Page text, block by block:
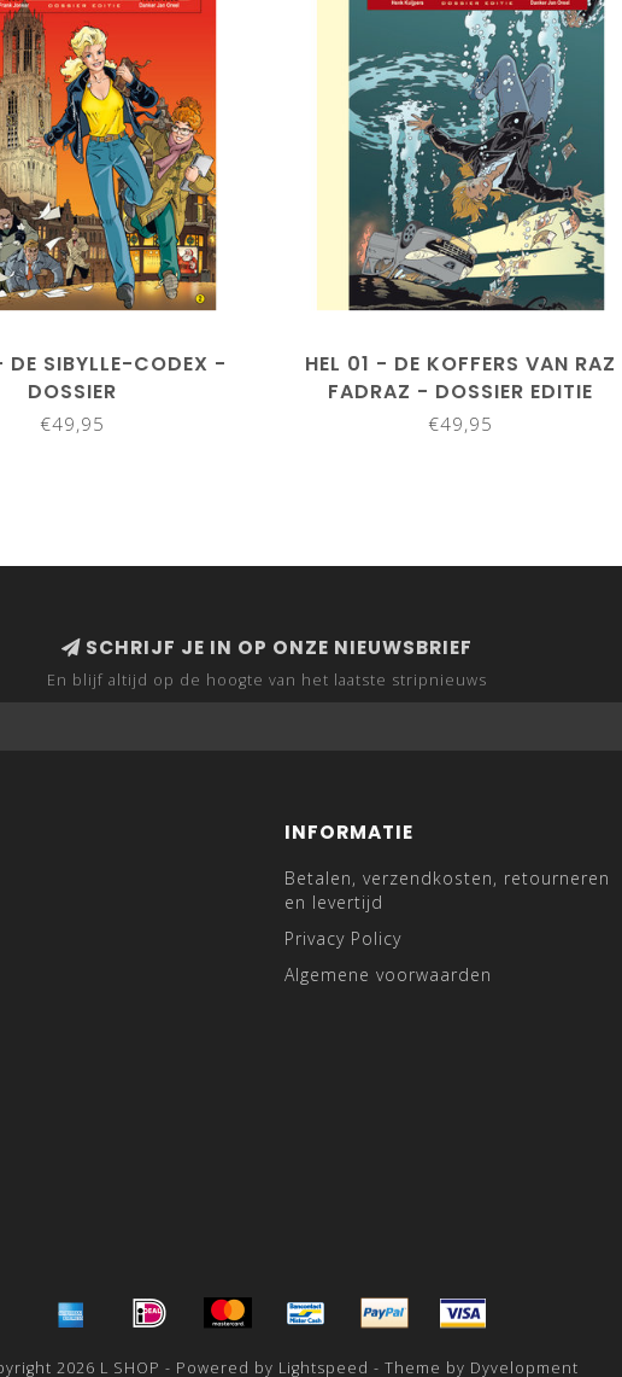
DE SIBYLLE-CODEX -
DOSSIER
€49,95
HEL 01 - DE KOFFERS VAN RAZ
FADRAZ - DOSSIER EDITIE
€49,95
SCHRIJF JE IN OP ONZE NIEUWSBRIEF
En blijf altijd op de hoogte van het laatste stripnieuws
INFORMATIE
Betalen, verzendkosten, retourneren
en levertijd
Privacy Policy
Algemene voorwaarden
2026 L SHOP - Powered by Lightspeed - Theme by Dyvelopment